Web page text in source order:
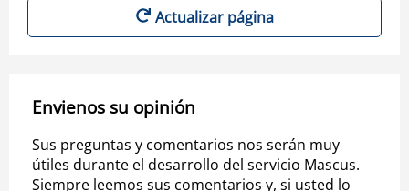
Actualizar página
Envienos su opinión
Sus preguntas y comentarios nos serán muy
útiles durante el desarrollo del servicio Mascus.
Siempre leemos sus comentarios y, si usted lo